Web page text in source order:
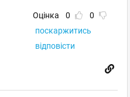
Народів
Оцінка 0
0
поскаржитись
відповісти